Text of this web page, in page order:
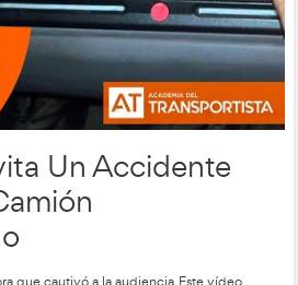
Digital:
y la
Jornada de
para quienes trabajan en
uso correcto del tacógrafo digital,
y evitando sanciones.